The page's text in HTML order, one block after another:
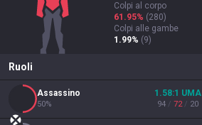
Colpi al corpo
61.95% (280)
Colpi alle gambe
1.99% (9)
Ruoli
Assassino
50%
1.58:1 UMA
94 / 72/ 20